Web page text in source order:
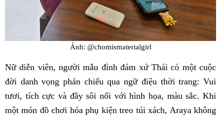
Ảnh: @chomismaterialgirl
Nữ diễn viên, người mẫu đình đám xứ Thái có một cuộc
đời danh vọng phản chiếu qua ngữ điệu thời trang: Vui
tươi, tích cực và đầy sôi nổi với hình họa, màu sắc. Khi
một món đồ chơi hóa phụ kiện treo túi xách, Araya không